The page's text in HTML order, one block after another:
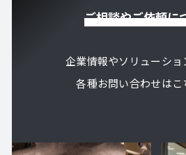
ご相談やご依頼に
企業情報やソリューショ
各種お問い合わせはこ